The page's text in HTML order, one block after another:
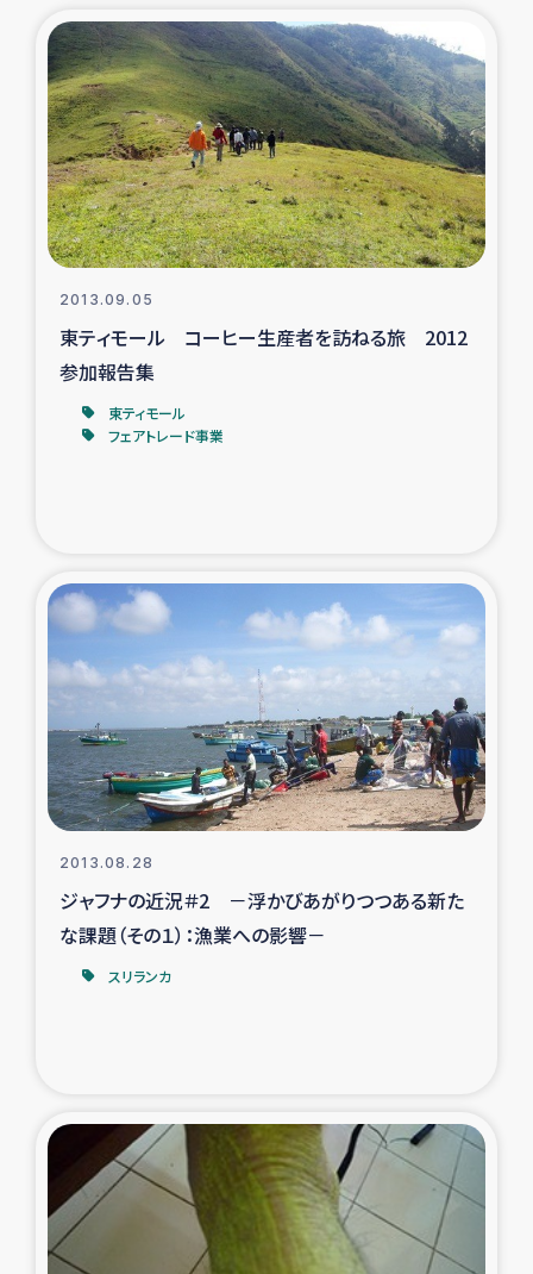
トルコ・シリア地震被災者支援
デニヤヤ小規模紅茶農家支援
コーヒー生産者支援
アイナロ県マウベシ郡でのコーヒー畑改善事業
ベイルート大規模爆発被災者支援
アグロフォレストリー（カカオ）事業
2013.09.05
東ティモール コーヒー生産者を訪ねる旅 2012
参加報告集
東ティモール
フェアトレード事業
2013.08.28
ジャフナの近況＃2 －浮かびあがりつつある新た
な課題（その１）：漁業への影響－
スリランカ